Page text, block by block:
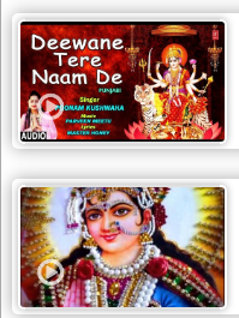
lal
dayal
bhajans
शनि
देव
भजन
dev
bhajans
आज
का
भजन
bhajan